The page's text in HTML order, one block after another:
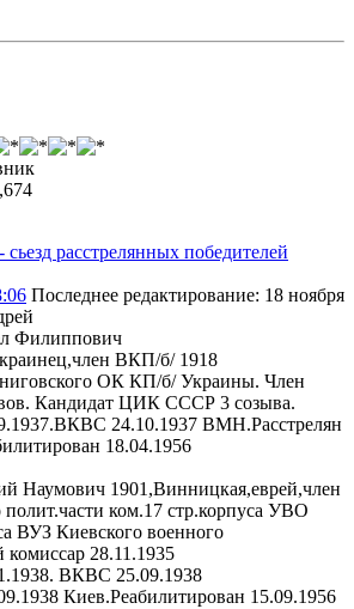
расстрелянных победителей
Последнее редактирование: 18 ноября
Филиппович
ВКП/б/ 1918
ОК КП/б/ Украины. Член
Кандидат ЦИК СССР 3 созыва.
24.10.1937 ВМН.Расстрелян
18.04.1956
Наумович 1901,Винницкая,еврей,член
ком.17 стр.корпуса УВО
Киевского военного
28.11.1935
ВКВС 25.09.1938
Киев.Реабилитирован 15.09.1956